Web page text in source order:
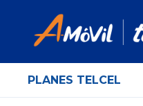
PLANES TELCEL